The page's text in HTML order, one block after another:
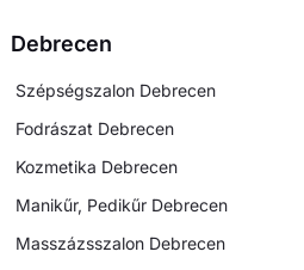
Debrecen
Szépségszalon Debrecen
Fodrászat Debrecen
Kozmetika Debrecen
Manikűr, Pedikűr Debrecen
Masszázsszalon Debrecen